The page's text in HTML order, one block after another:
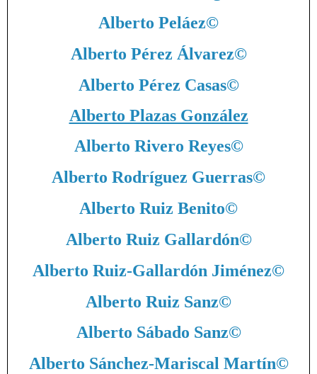
Alberto Peláez©
Alberto Pérez Álvarez©
Alberto Pérez Casas©
Alberto Plazas González
Alberto Rivero Reyes©
Alberto Rodríguez Guerras©
Alberto Ruiz Benito©
Alberto Ruiz Gallardón©
Alberto Ruiz-Gallardón Jiménez©
Alberto Ruiz Sanz©
Alberto Sábado Sanz©
Alberto Sánchez-Mariscal Martín©